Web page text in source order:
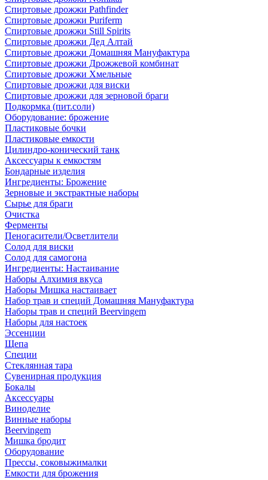
Спиртовые дрожжи Pathfinder
Спиртовые дрожжи Puriferm
Спиртовые дрожжи Still Spirits
Спиртовые дрожжи Дед Алтай
Спиртовые дрожжи Домашняя Мануфактура
Спиртовые дрожжи Дрожжевой комбинат
Спиртовые дрожжи Хмельные
Спиртовые дрожжи для виски
Спиртовые дрожжи для зерновой браги
Подкормка (пит.соли)
Оборудование: брожение
Пластиковые бочки
Пластиковые емкости
Цилиндро-конический танк
Аксессуары к емкостям
Бондарные изделия
Ингредиенты: Брожение
Зерновые и экстрактные наборы
Сырье для браги
Очистка
Ферменты
Пеногасители/Осветлители
Солод для виски
Солод для самогона
Ингредиенты: Настаивание
Наборы Алхимия вкуса
Наборы Мишка настаивает
Набор трав и специй Домашняя Мануфактура
Наборы трав и специй Beervingem
Наборы для настоек
Эссенции
Щепа
Специи
Стеклянная тара
Сувенирная продукция
Бокалы
Аксессуары
Виноделие
Винные наборы
Beervingem
Мишка бродит
Оборудование
Прессы, соковыжималки
Емкости для брожения